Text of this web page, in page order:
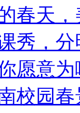
春天
秀，
愿意
校园